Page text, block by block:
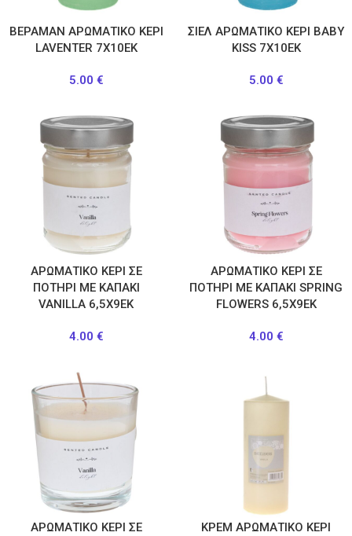
ΒΕΡΑΜΑΝ ΑΡΩΜΑΤΙΚΟ ΚΕΡΙ
LAVENTER 7Χ10ΕΚ
5.00 €
ΣΙΕΛ ΑΡΩΜΑΤΙΚΟ ΚΕΡΙ BABY
KISS 7Χ10ΕΚ
5.00 €
ΑΡΩΜΑΤΙΚΟ ΚΕΡΙ ΣΕ
ΠΟΤΗΡΙ ΜΕ ΚΑΠΑΚΙ
VANILLA 6,5X9EK
4.00 €
ΑΡΩΜΑΤΙΚΟ ΚΕΡΙ ΣΕ
ΠΟΤΗΡΙ ΜΕ ΚΑΠΑΚΙ SPRING
FLOWERS 6,5X9EK
4.00 €
ΑΡΩΜΑΤΙΚΟ ΚΕΡΙ ΣΕ
ΚΡΕΜ ΑΡΩΜΑΤΙΚΟ ΚΕΡΙ